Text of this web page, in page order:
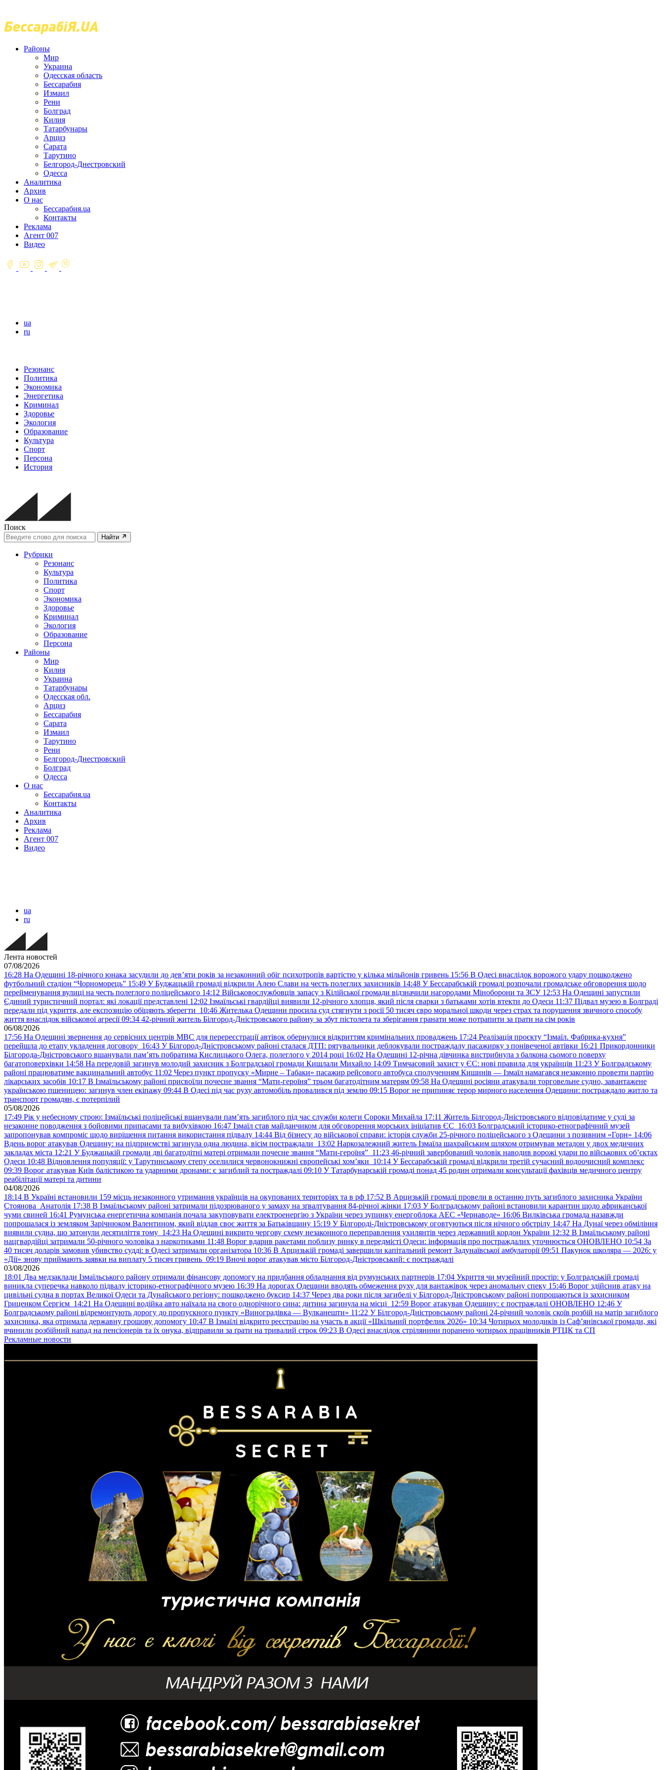
Районы
Мир
Украина
Одесская область
Бессарабия
Измаил
Рени
Болград
Килия
Татарбунары
Арциз
Сарата
Тарутино
Белгород-Днестровский
Одесса
Аналитика
Архив
О нас
Бессарабия.ua
Контакты
Реклама
Агент 007
Видео
ua
ru
Резонанс
Политика
Экономика
Энергетика
Криминал
Здоровье
Экология
Образование
Культура
Спорт
Персона
История
Поиск
Найти
Рубрики
Резонанс
Культура
Политика
Спорт
Экономика
Здоровье
Криминал
Экология
Образование
Персона
Районы
Мир
Килия
Украина
Татарбунары
Одесская обл.
Арциз
Бессарабия
Сарата
Измаил
Тарутино
Рени
Белгород-Днестровский
Болград
Одесса
О нас
Бессарабия.ua
Контакты
Аналитика
Архив
Реклама
Агент 007
Видео
ua
ru
Лента новостей
07/08/2026
16:28 На Одещині 18-річного юнака засудили до дев’яти років за незаконний обіг психотропів вартістю у кілька мільйонів гривень 15:56 В Одесі внаслідок ворожого удару пошкоджено
футбольний стадіон “Чорноморець” 15:49 У Буджацькій громаді відкрили Алею Слави на честь полеглих захисників 14:48 У Бессарабській громаді розпочали громадське обговорення щодо
перейменування вулиці на честь полеглого поліцейського 14:12 Військовослужбовців запасу з Кілійської громади відзначили нагородами Міноборони та ЗСУ 12:53 На Одещині запустили
Єдиний туристичний портал: які локації представлені 12:02 Ізмаїльські гвардійці виявили 12-річного хлопця, який після сварки з батьками хотів втекти до Одеси 11:37 Підвал музею в Болграді
передали під укриття, але експозицію обіцяють зберегти 10:46 Жителька Одещини просила суд стягнути з росії 50 тисяч євро моральної шкоди через страх та порушення звичного способу
життя внаслідок військової агресії 09:34 42-річний житель Білгород-Дністровського району за збут пістолета та зберігання гранати може потрапити за ґрати на сім років
06/08/2026
17:56 На Одещині звернення до сервісних центрів МВС для перереєстрації автівок обернулися відкриттям кримінальних проваджень 17:24 Реалізація проєкту “Ізмаїл. Фабрика-кухня”
перейшла до етапу укладення договору 16:43 У Білгород-Дністровському районі сталася ДТП: рятувальники деблокували постраждалу пасажирку з понівеченої автівки 16:21 Прикордонники
Білгорода-Дністровського вшанували пам’ять побратима Кислицького Олега, полеглого у 2014 році 16:02 На Одещині 12-річна дівчинка вистрибнула з балкона сьомого поверху
багатоповерхівки 14:58 На передовій загинув молодий захисник з Болградської громади Кишлали Михайло 14:09 Тимчасовий захист у ЄС: нові правила для українців 11:23 У Болградському
районі працюватиме вакцинальний автобус 11:02 Через пункт пропуску «Мирне – Табаки» пасажир рейсового автобуса сполученням Кишинів — Ізмаїл намагався незаконно провезти партію
лікарських засобів 10:17 В Ізмаїльському районі присвоїли почесне звання “Мати-героїня” трьом багатодітним матерям 09:58 На Одещині росіяни атакували торговельне судно, завантажене
українською пшеницею: загинув член екіпажу 09:44 В Одесі під час руху автомобіль провалився під землю 09:15 Ворог не припиняє терор мирного населення Одещини: постраждало житло та
транспорт громадян, є потерпілий
05/08/2026
17:49 Рік у небесному строю: Ізмаїльські поліцейські вшанували пам’ять загиблого під час служби колеги Сороки Михайла 17:11 Житель Білгород-Дністровського відповідатиме у суді за
незаконне поводження з бойовими припасами та вибухівкою 16:47 Ізмаїл став майданчиком для обговорення морських ініціатив ЄС 16:03 Болградський історико-етнографічний музей
запропонував компроміс щодо вирішення питання використання підвалу 14:44 Від бізнесу до військової справи: історія служби 25-річного поліцейського з Одещини з позивним «Горн» 14:06
Вдень ворог атакував Одещину: на підприємстві загинула одна людина, вісім постраждали 13:02 Наркозалежний житель Ізмаїла шахрайським шляхом отримував метадон у двох медичних
закладах міста 12:21 У Буджацькій громади дві багатодітні матері отримали почесне звання “Мати-героїня” 11:23 46-річний завербований чоловік наводив ворожі удари по військових обʼєктах
Одеси 10:48 Відновлення популяції: у Тарутинському степу оселилися червонокнижні європейські хом’яки 10:14 У Бессарабській громаді відкрили третій сучасний водоочисний комплекс
09:39 Ворог атакував Київ балістикою та ударними дронами: є загиблий та постраждалі 09:10 У Татарбунарській громаді понад 45 родин отримали консультації фахівців медичного центру
реабілітації матері та дитини
04/08/2026
18:14 В Україні встановили 159 місць незаконного утримання українців на окупованих територіях та в рф 17:52 В Арцизькій громаді провели в останню путь загиблого захисника України
Стоянова Анатолія 17:38 В Ізмаїльському районі затримали підозрюваного у замаху на зґвалтування 84-річної жінки 17:03 У Болградському районі встановили карантин щодо африканської
чуми свиней 16:41 Румунська енергетична компанія почала закуповувати електроенергію з України через зупинку енергоблока АЕС «Чернаводе» 16:06 Вилківська громада назавжди
попрощалася із земляком Зарічнюком Валентином, який віддав своє життя за Батьківщину 15:19 У Білгороді-Дністровському оговтуються після нічного обстрілу 14:47 На Дунаї через обміління
виявили судна, що затонули десятиліття тому 14:23 На Одещині викрито чергову схему незаконного переправлення ухилянтів через державний кордон України 12:32 В Ізмаїльському районі
нацгвардійці затримали 50-річного чоловіка з наркотиками 11:48 Ворог вдарив ракетами поблизу ринку в передмісті Одеси: інформація про постраждалих уточнюється ОНОВЛЕНО 10:54 За
40 тисяч доларів замовив убивство судді: в Одесі затримали організатора 10:36 В Арцизькій громаді завершили капітальний ремонт Задунаївської амбулаторії 09:51 Пакунок школяра — 2026: у
«Дії» знову приймають заявки на виплату 5 тисяч гривень 09:19 Вночі ворог атакував місто Білгород-Дністровський: є постраждалі
03/08/2026
18:01 Два медзаклади Ізмаїльського району отримали фінансову допомогу на придбання обладнання від румунських партнерів 17:04 Укриття чи музейний простір: у Болградській громаді
виникла суперечка навколо підвалу історико-етнографічного музею 16:39 На дорогах Одещини вводять обмеження руху для вантажівок через аномальну спеку 15:46 Ворог здійснив атаку на
цивільні судна в портах Великої Одеси та Дунайського регіону: пошкоджено буксир 14:37 Через два роки після загибелі у Білгород-Дністровському районі попрощаються із захисником
Гриценком Сергієм 14:21 На Одещині водійка авто наїхала на свого однорічного сина: дитина загинула на місці 12:59 Ворог атакував Одещину: є постраждалі ОНОВЛЕНО 12:46 У
Болградському районі відремонтують дорогу до пропускного пункту «Виноградівка — Вулканешти» 11:22 У Білгород-Дністровському районі 24-річний чоловік скоїв розбій на матір загиблого
захисника, яка отримала державну грошову допомогу 10:47 В Ізмаїлі відкрито реєстрацію на участь в акції «Шкільний портфелик 2026» 10:34 Чотирьох молодиків із Саф’янівської громади, які
вчинили розбійний напад на пенсіонерів та їх онука, відправили за ґрати на тривалий строк 09:23 В Одесі внаслідок стрілянини поранено чотирьох працівників РТЦК та СП
Рекламные новости